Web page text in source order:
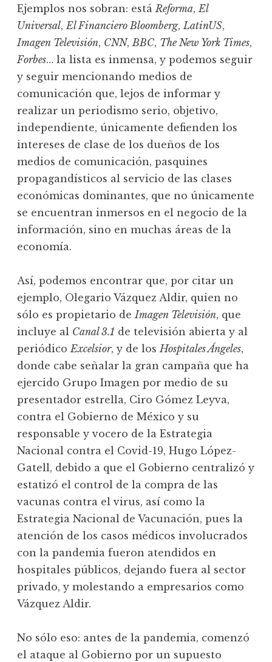
Ejemplos nos sobran: estáReforma,El
Universal,El Financiero Bloomberg,LatinUS,
Imagen Televisión, CNN,BBC, The New York Times,
Forbes… la lista es inmensa, y podemos seguir
y seguir mencionando medios de
comunicación que, lejos de informar y
realizar un periodismo serio, objetivo,
independiente, únicamente defienden los
intereses de clase de los dueños de los
medios de comunicación, pasquines
propagandísticos al servicio de las clases
económicas dominantes, que no únicamente
se encuentran inmersos en el negocio de la
información, sino en muchas áreas de la
economía.
Así, podemos encontrar que, por citar un
ejemplo, Olegario Vázquez Aldir, quien no
sólo es propietario deImagen Televisión, que
incluye al Canal 3.1 de televisión abierta y al
periódicoExcelsior, y de losHospitales Ángeles,
donde cabe señalar la gran campaña que ha
ejercido Grupo Imagen por medio de su
presentador estrella, Ciro Gómez Leyva,
contra el Gobierno de México y su
responsable y vocero de la Estrategia
Nacional contra el Covid-19, Hugo López-
Gatell, debido a que el Gobierno centralizó y
estatizó el control de la compra de las
vacunas contra el virus, así como la
Estrategia Nacional de Vacunación, pues la
atención de los casos médicos involucrados
con la pandemia fueron atendidos en
hospitales públicos, dejando fuera al sector
privado, y molestando a empresarios como
Vázquez Aldir.
No sólo eso: antes de la pandemia, comenzó
el ataque al Gobierno por un supuesto